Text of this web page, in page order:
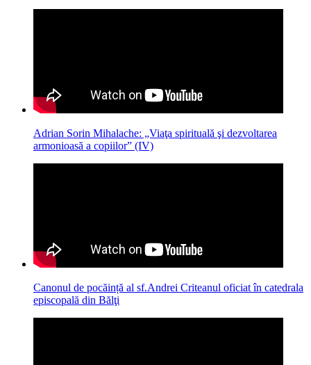
Adrian Sorin Mihalache: „Viaţa spirituală şi dezvoltarea
armonioasă a copiilor” (IV)
Canonul de pocăință al sf.Andrei Criteanul oficiat în catedrala
episcopală din Bălţi